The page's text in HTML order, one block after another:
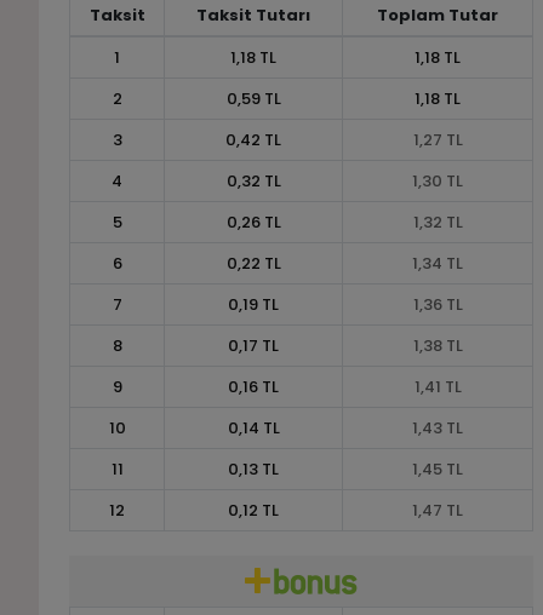
Taksit Taksit Tutarı
Toplam Tutar
1
1,18 TL
1,18 TL
2
0,59 TL
1,18 TL
3
0,42 TL
1,27 TL
4
0,32 TL
1,30 TL
5
0,26 TL
1,32 TL
6
0,22 TL
1,34 TL
7
0,19 TL
1,36 TL
8
0,17 TL
1,38 TL
9
0,16 TL
1,41 TL
10
0,14 TL
1,43 TL
11
0,13 TL
1,45 TL
12
0,12 TL 1,47 TL